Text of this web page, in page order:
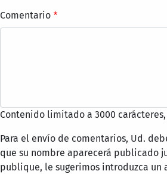
Comentario
Contenido limitado a 3000
Para el envío de comentarios, Ud.
que su nombre aparecerá publicado
publique, le sugerimos introduzca un